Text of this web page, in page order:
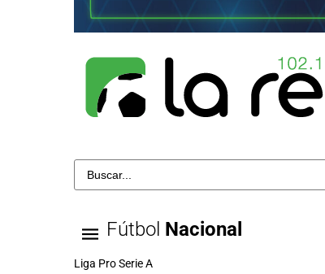
Fútbol Nacional
Liga Pro Serie A